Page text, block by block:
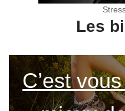
Les
C’est